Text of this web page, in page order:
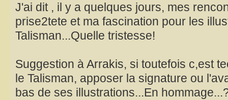
J'ai dit , il y a quelques jours, mes
prise2tete et ma fascination pour les
Talisman...Quelle tristesse!
Suggestion à Arrakis, si toutefois c,est
le Talisman, apposer la signature ou
bas de ses illustrations...En